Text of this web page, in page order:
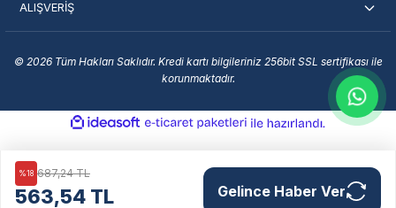
%18 687,24 TL
563,54 TL Gelince Haber Ver
ALIŞVERİŞ
© 2026 Tüm Hakları Saklıdır. Kredi kartı bilgileriniz 256bit SSL sertifikası ile
korunmaktadır.
ideasoft
e-